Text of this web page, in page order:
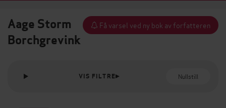
Aage Storm
Borchgrevink
Få varsel ved ny bok av forfatteren
VIS FILTRE Nullstill